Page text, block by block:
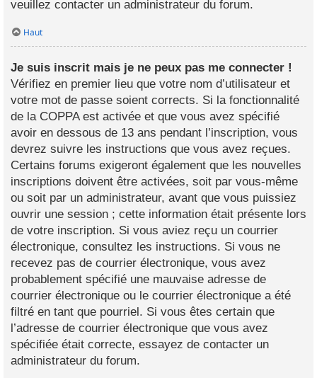
veuillez contacter un administrateur du forum.
Haut
Je suis inscrit mais je ne peux pas me connecter !
Vérifiez en premier lieu que votre nom d’utilisateur et
votre mot de passe soient corrects. Si la fonctionnalité
de la COPPA est activée et que vous avez spécifié
avoir en dessous de 13 ans pendant l’inscription, vous
devrez suivre les instructions que vous avez reçues.
Certains forums exigeront également que les nouvelles
inscriptions doivent être activées, soit par vous-même
ou soit par un administrateur, avant que vous puissiez
ouvrir une session ; cette information était présente lors
de votre inscription. Si vous aviez reçu un courrier
électronique, consultez les instructions. Si vous ne
recevez pas de courrier électronique, vous avez
probablement spécifié une mauvaise adresse de
courrier électronique ou le courrier électronique a été
filtré en tant que pourriel. Si vous êtes certain que
l’adresse de courrier électronique que vous avez
spécifiée était correcte, essayez de contacter un
administrateur du forum.